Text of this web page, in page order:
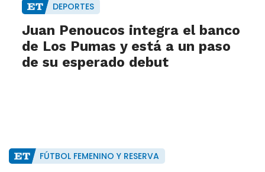
DEPORTES
Juan Penoucos integra el banco
de Los Pumas y está a un paso
de su esperado debut
FÚTBOL FEMENINO Y RESERVA